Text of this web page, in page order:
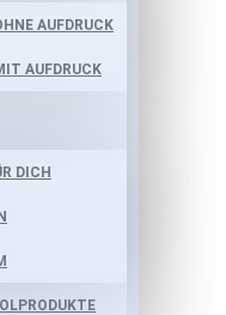
AUFDRUCK
AUFDRUCK
DICH